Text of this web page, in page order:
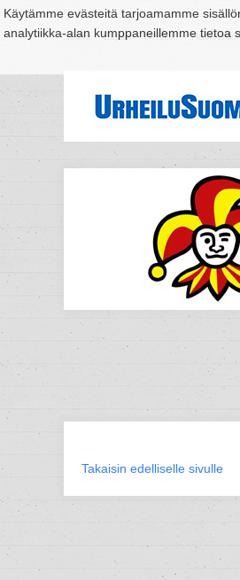
Käytämme evästeitä tarjoamamme
analytiikka-alan kumppaneillemme tietoa
Suomi Espoo Helsinki
Takaisin edelliselle sivulle